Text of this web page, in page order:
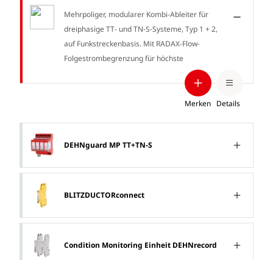
Mehrpoliger, modularer Kombi-Ableiter für
dreiphasige TT- und TN-S-Systeme, Typ 1 + 2,
auf Funkstreckenbasis. Mit RADAX-Flow-
Folgestrombegrenzung für höchste
Merken Details
DEHNguard MP TT+TN-S
BLITZDUCTORconnect
Condition Monitoring Einheit DEHNrecord